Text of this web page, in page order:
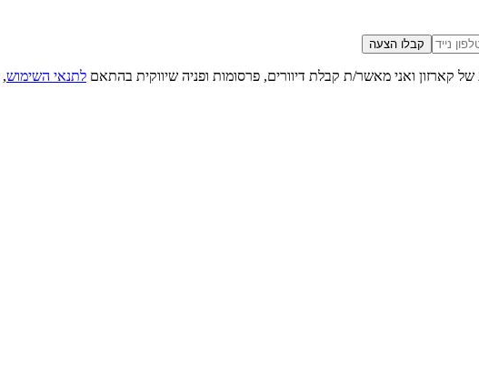
קבלו הצעה
קארזון ואני מאשר/ת קבלת דיוורים, פרסומות ופניה שיווקית בהתאם לתנאי השימוש,